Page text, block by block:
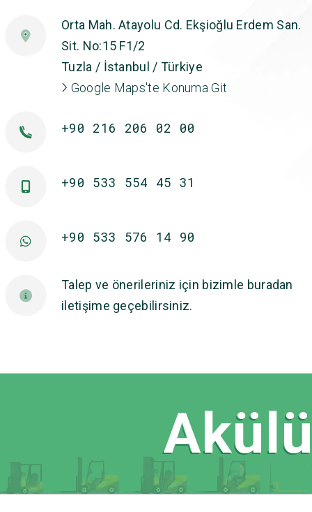
Orta Mah. Atayolu Cd. Ekşioğlu Erdem San.
Sit. No:15 F1/2
Tuzla / İstanbul / Türkiye
Google Maps'te Konuma Git
+90 216 206 02 00
+90 533 554 45 31
+90 533 576 14 90
Talep ve önerileriniz için bizimle buradan
iletişime geçebilirsiniz.